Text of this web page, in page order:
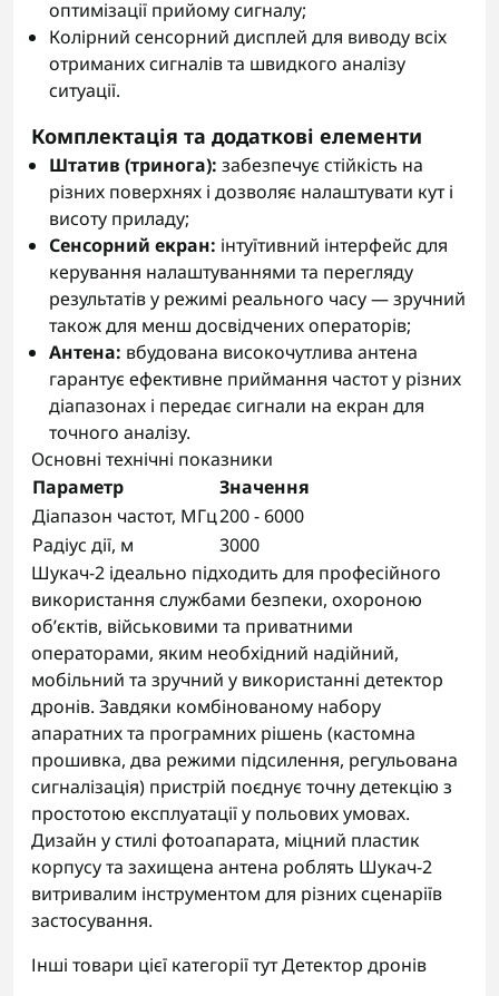
оптимізації прийому сигналу;
Колірний сенсорний дисплей для виводу всіх
отриманих сигналів та швидкого аналізу
ситуації.
Комплектація та додаткові елементи
Штатив (тринога): забезпечує стійкість на
різних поверхнях і дозволяє налаштувати кут і
висоту приладу;
Сенсорний екран: інтуїтивний інтерфейс для
керування налаштуваннями та перегляду
результатів у режимі реального часу — зручний
також для менш досвідчених операторів;
Антена: вбудована високочутлива антена
гарантує ефективне приймання частот у різних
діапазонах і передає сигнали на екран для
точного аналізу.
Основні технічні показники
Параметр
Значення
Діапазон частот, МГц200 - 6000
Радіус дії, м
3000
Шукач-2 ідеально підходить для професійного
використання службами безпеки, охороною
об’єктів, військовими та приватними
операторами, яким необхідний надійний,
мобільний та зручний у використанні детектор
дронів. Завдяки комбінованому набору
апаратних та програмних рішень (кастомна
прошивка, два режими підсилення, регульована
сигналізація) пристрій поєднує точну детекцію з
простотою експлуатації у польових умовах.
Дизайн у стилі фотоапарата, міцний пластик
корпусу та захищена антена роблять Шукач-2
витривалим інструментом для різних сценаріїв
застосування.
Інші товари цієї категорії тутДетектор дронів